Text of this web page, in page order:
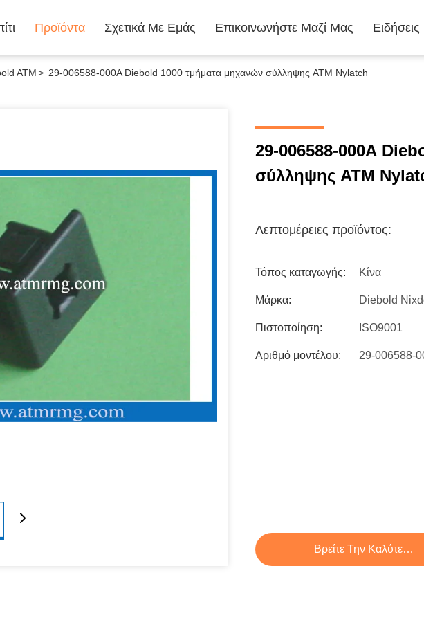
Προϊόντα Σχετικά Με Εμάς Επικοινωνήστε Μαζί Μας Ειδήσεις
ATM> 29-006588-000A Diebold 1000 τμήματα μηχανών σύλληψης ATM Nylatch
29-006588-000A
σύλληψης ATM
Λεπτομέρειες προϊόντος:
Τόπος καταγωγής: Κίνα
Μάρκα: Diebold
Πιστοποίηση: ISO9001
Αριθμό μοντέλου: 29-006588-
Βρείτε Την Καλύτερη